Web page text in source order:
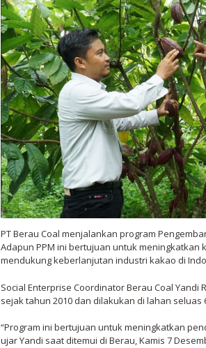
PT Berau Coal menjalankan program
Adapun PPM ini bertujuan untuk
mendukung keberlanjutan industri kakao di
Social Enterprise Coordinator Berau Coal
sejak tahun 2010 dan dilakukan di lahan
“Program ini bertujuan untuk meningkatkan
ujar Yandi saat ditemui di Berau, Kamis 7